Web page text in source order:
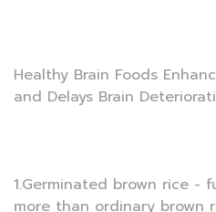
Healthy Brain Foods
and Delays Brain
1.Germinated brown rice -
more than ordinary brown